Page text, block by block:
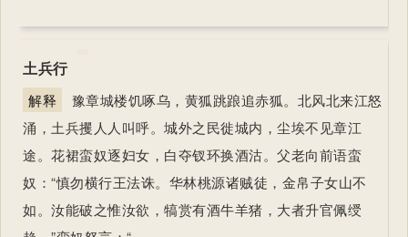
土兵行
解释
豫章城楼饥啄乌，黄狐跳踉追赤狐。北风北来江怒
涌，土兵攫人人叫呼。城外之民徙城内，尘埃不见章江
途。花裙蛮奴逐妇女，白夺钗环换酒沽。父老向前语蛮
奴：“慎勿横行王法诛。华林桃源诸贼徒，金帛子女山不
如。汝能破之惟汝欲，犒赏有酒牛羊猪，大者升官佩绶